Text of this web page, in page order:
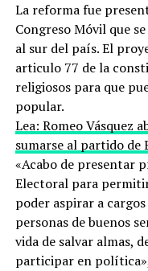
La reforma fue
Congreso Móvil que
al sur del país. El
articulo 77 de la
religiosos para que
popular.
Lea: Romeo Vásquez
sumarse al partido de
«Acabo de presentar
Electoral para
poder aspirar a
personas de buenos
vida de salvar almas,
participar en